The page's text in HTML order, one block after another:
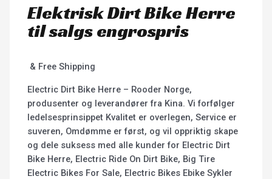
Elektrisk Dirt Bike Herre
til salgs engrospris
& Free Shipping
Electric Dirt Bike Herre – Rooder Norge,
produsenter og leverandører fra Kina. Vi forfølger
ledelsesprinsippet Kvalitet er overlegen, Service er
suveren, Omdømme er først, og vil oppriktig skape
og dele suksess med alle kunder for Electric Dirt
Bike Herre, Electric Ride On Dirt Bike, Big Tire
Electric Bikes For Sale, Electric Bikes Ebike Sykler